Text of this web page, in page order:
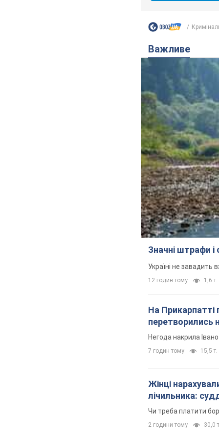
Важливе
Значні штрафи
Україні не завадить
12 годин тому 1,6 т.
На Прикарпатті
перетворились
Негода накрила
7 годин тому 15,5 т.
Жінці
лічильника:
Чи треба платити
2 години тому 30,0